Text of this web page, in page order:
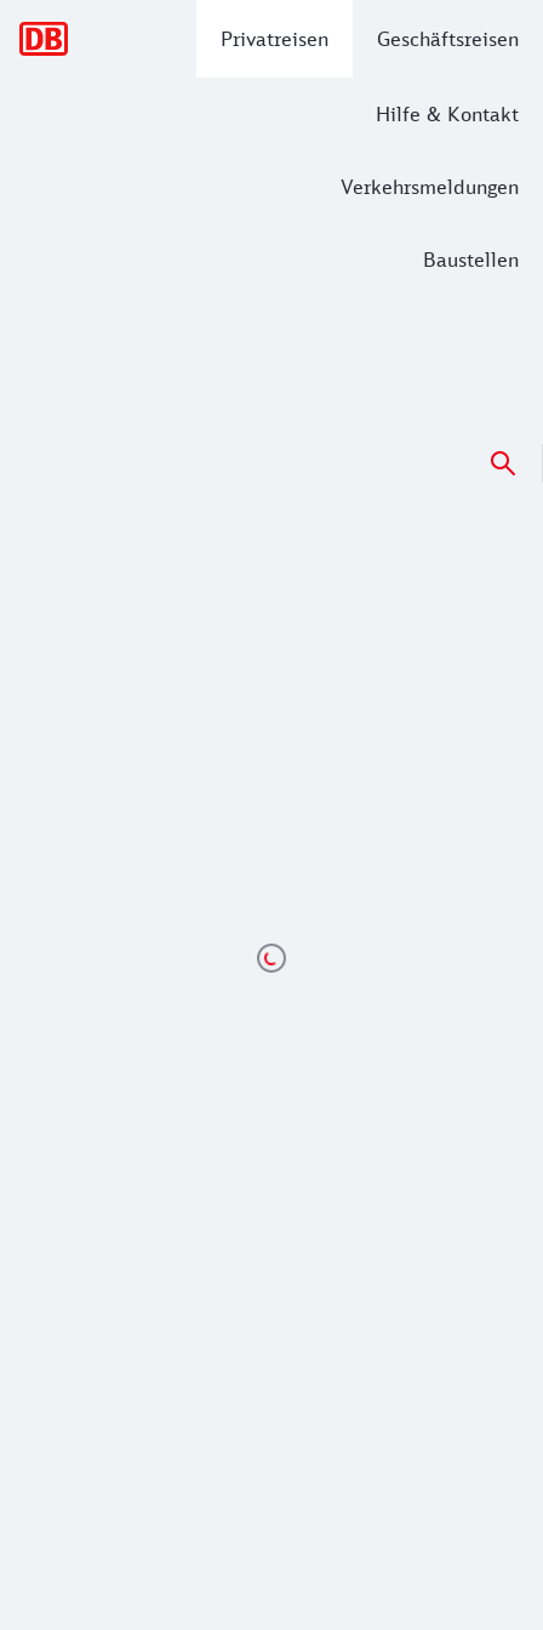
Privatreisen Geschäftsreisen
Hilfe & Kontakt
Verkehrsmeldungen
Baustellen